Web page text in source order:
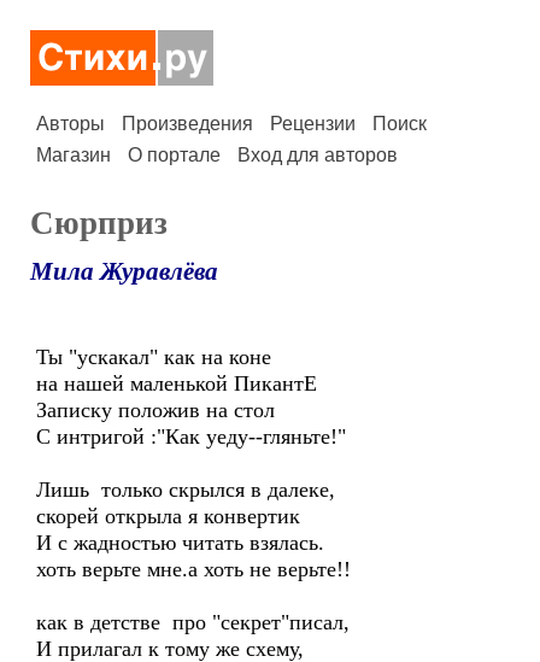
Авторы Произведения Рецензии
Поиск
Магазин
О портале Вход для авторов
Сюрприз
Мила Журавлёва
Ты "ускакал" как на коне
на нашей маленькой ПикантЕ
Записку положив на стол
С интригой :"Как уеду--гляньте!"
Лишь только скрылся в далеке,
скорей открыла я конвертик
И с жадностью читать взялась.
хоть верьте мне.а хоть не верьте!!
как в детстве про "секрет"писал,
И прилагал к тому же схему,